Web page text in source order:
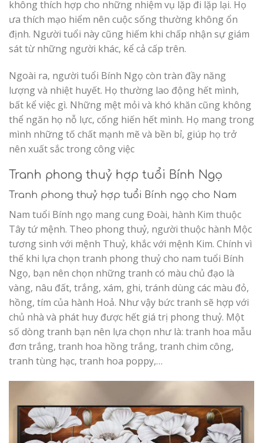
không thích hợp cho những nhiệm vụ lặp đi lặp lại. Họ
ưa thích mạo hiểm nên cuộc sống thường không ổn
định. Người tuổi này cũng hiếm khi chấp nhận sự giám
sát từ những người khác, kể cả cấp trên.
Ngoài ra, người tuổi Bính Ngọ còn tràn đầy năng
lượng và nhiệt huyết. Họ thường lao động hết mình,
bất kể việc gì. Những mệt mỏi và khó khăn cũng không
thể ngăn họ nỗ lực, cống hiến hết mình. Họ mang trong
mình những tố chất mạnh mẽ và bền bỉ, giúp họ trở
nên xuất sắc trong công việc
Tranh phong thuỷ hợp tuổi Bính Ngọ
Tranh phong thuỷ hợp tuổi Bính ngọ cho Nam
Nam tuổi Bính ngọ mang cung Đoài, hành Kim thuộc
Tây tứ mệnh. Theo phong thuỷ, người thuộc hành Mộc
tương sinh với mệnh Thuỷ, khắc với mệnh Kim. Chính vì
thế khi lựa chọn tranh phong thuỷ cho nam tuổi Bính
Ngọ, bạn nên chọn những tranh có màu chủ đạo là
vàng, nâu đất, trắng, xám, ghi, tránh dùng các màu đỏ,
hồng, tím của hành Hoả. Như vậy bức tranh sẽ hợp với
chủ nhà và phát huy được hết giá trị phong thuỷ. Một
số dòng tranh bạn nên lựa chọn như là: tranh hoa mẫu
đơn trắng, tranh hoa hồng trắng, tranh chim công,
tranh tùng hạc, tranh hoa poppy,…